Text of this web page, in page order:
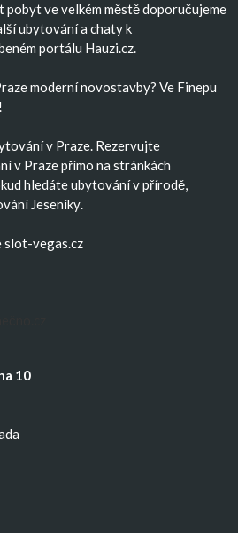
ve velkém městě doporučujeme
ubytovánía chaty k
portálu Hauzi.cz.
modernínovostavby? Ve Finepu
v Praze. Rezervujte
v Prazepřímo na stránkách
hledáte ubytování v přírodě,
Jeseníky.
slot-vegas.cz
10